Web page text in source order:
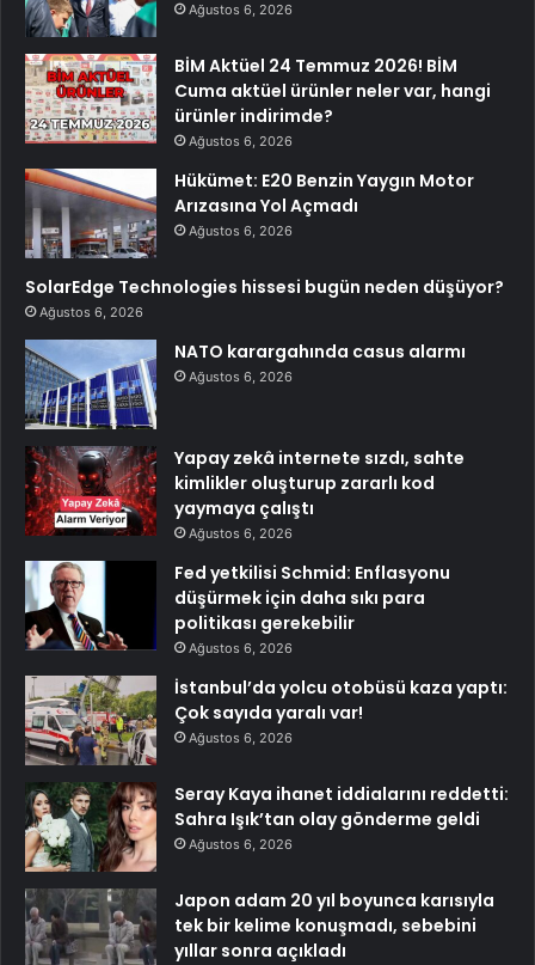
Ağustos 6, 2026
BİM Aktüel 24 Temmuz 2026! BİM
Cuma aktüel ürünler neler var, hangi
ürünler indirimde?
Ağustos 6, 2026
Hükümet: E20 Benzin Yaygın Motor
Arızasına Yol Açmadı
Ağustos 6, 2026
SolarEdge Technologies hissesi bugün neden düşüyor?
Ağustos 6, 2026
NATO karargahında casus alarmı
Ağustos 6, 2026
Yapay zekâ internete sızdı, sahte
kimlikler oluşturup zararlı kod
yaymaya çalıştı
Ağustos 6, 2026
Fed yetkilisi Schmid: Enflasyonu
düşürmek için daha sıkı para
politikası gerekebilir
Ağustos 6, 2026
İstanbul’da yolcu otobüsü kaza yaptı:
Çok sayıda yaralı var!
Ağustos 6, 2026
Seray Kaya ihanet iddialarını reddetti:
Sahra Işık’tan olay gönderme geldi
Ağustos 6, 2026
Japon adam 20 yıl boyunca karısıyla
tek bir kelime konuşmadı, sebebini
yıllar sonra açıkladı